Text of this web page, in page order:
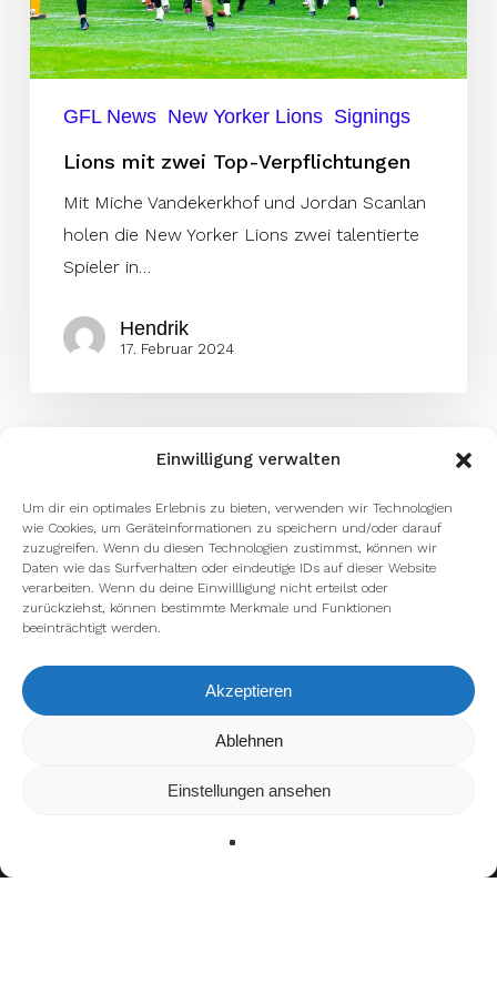
Einwilligung verwalten
Um dir ein optimales Erlebnis zu bieten, verwenden wir Technologien
wie Cookies, um Geräteinformationen zu speichern und/oder darauf
zuzugreifen. Wenn du diesen Technologien zustimmst, können wir
Daten wie das Surfverhalten oder eindeutige IDs auf dieser Website
verarbeiten. Wenn du deine Einwillligung nicht erteilst oder
zurückziehst, können bestimmte Merkmale und Funktionen
beeinträchtigt werden.
Akzeptieren
Ablehnen
Einstellungen ansehen
GFL News New Yorker Lions Signings
Lions mit zwei Top-Verpflichtungen
Mit Miche Vandekerkhof und Jordan Scanlan
holen die New Yorker Lions zwei talentierte
Spieler in…
Hendrik
17. Februar 2024
Wir verwenden Cookies, um dir die bestmögliche Erfahrung auf
kannst du erfahren, welche Cookies wir
verwenden oder sie ausschalten.